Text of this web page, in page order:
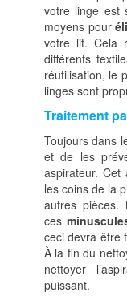
votre linge est
moyens pour
votre lit. Cela
différents
réutilisation, le
linges sont
Traitement
Toujours dans
et de les
aspirateur. Cet
les coins de la
autres pièces.
ces
ceci devra être
À la fin du
nettoyer
puissant.